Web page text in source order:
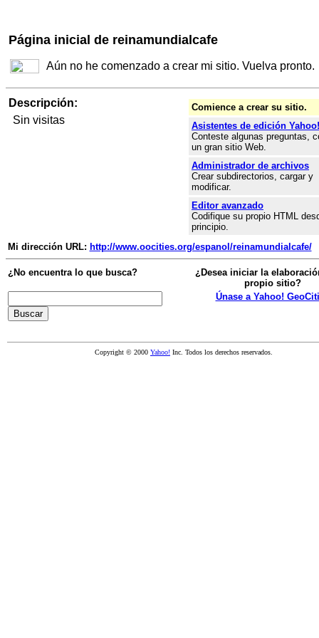
Página inicial de reinamundialcafe
Aún no he comenzado a crear mi sitio. Vuelva pronto.
Descripción:
Sin visitas
Comience a crear su sitio.
Asistentes de edición Yahoo!
Conteste algunas preguntas,
un gran sitio Web.
Administrador de archivos
Crear subdirectorios, cargar y
modificar.
Editor avanzado
Codifique su propio HTML
principio.
Mi dirección URL: http://www.oocities.org/espanol/reinamundialcafe/
¿No encuentra lo que busca?
¿Desea iniciar la
propio sitio?
Únase a Yahoo!
Copyright © 2000 Yahoo! Inc. Todos los derechos reservados.